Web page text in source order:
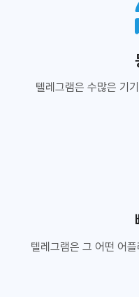
텔레그램은 수많은 기
텔레그램은 그 어떤 어